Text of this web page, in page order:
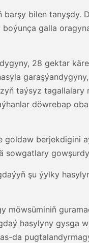
barşy bilen tanyşdy.
galla
28 gektar
taýsyz tagallalary
döwrebap
goldaw berjekdigini
sowgatlary
şu ýylky
möwsüminiň
hasylyny gysga
da